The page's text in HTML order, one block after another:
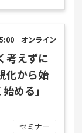
｜オンライン
考えずに
化から始
める」
セミナー